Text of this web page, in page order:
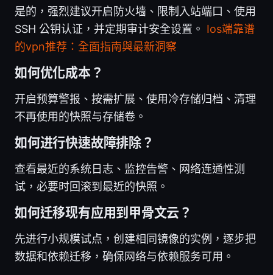
是的，强烈建议开启防火墙、限制入站端口、使用
SSH 公钥认证，并定期审计安全设置。 Ios端靠谱
的vpn推荐：全面指南與最新洞察
如何优化成本？
开启预算警报、按需扩展、使用冷存储归档、清理
不再使用的快照与存储卷。
如何进行快速故障排除？
查看最近的系统日志、监控告警、网络连通性测
试，必要时回滚到最近的快照。
如何迁移现有应用到甲骨文云？
先进行小规模试点，创建相同镜像的实例，逐步把
数据和依赖迁移，确保网络与依赖服务可用。